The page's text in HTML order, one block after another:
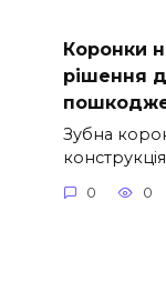
Коронки
рішення
Зубна
конструкція
0 0